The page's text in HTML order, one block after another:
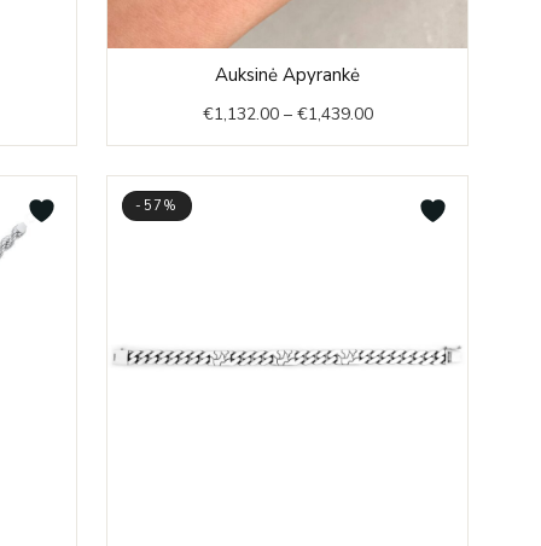
Auksinė Apyrankė
€1,132.00 – €1,439.00€1,132.00
through
€1,439.00
-57%